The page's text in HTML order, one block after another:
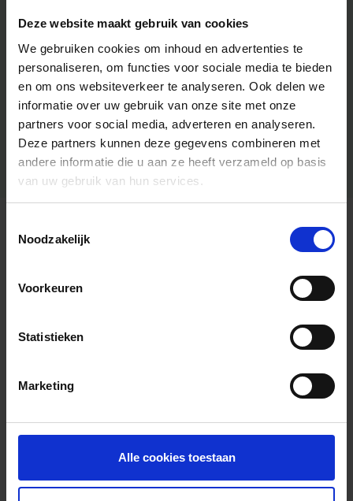
Deze website maakt gebruik van cookies
We gebruiken cookies om inhoud en advertenties te
personaliseren, om functies voor sociale media te bieden
en om ons websiteverkeer te analyseren. Ook delen we
informatie over uw gebruik van onze site met onze
partners voor social media, adverteren en analyseren.
Deze partners kunnen deze gegevens combineren met
andere informatie die u aan ze heeft verzameld op basis
van uw gebruik van hun services.
Noodzakelijk
Voorkeuren
Statistieken
Marketing
Alle cookies toestaan
Algemene informatie
Foto’s ({{photos.length}})